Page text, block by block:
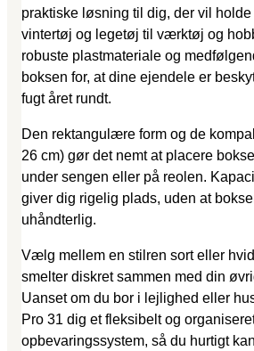
praktiske løsning til dig, der vil holde
vintertøj og legetøj til værktøj og
robuste plastmateriale og
boksen for, at dine ejendele er
fugt året rundt.
Den rektangulære form og de
26 cm) gør det nemt at placere
under sengen eller på reolen.
giver dig rigelig plads, uden at
uhåndterlig.
Vælg mellem en stilren sort eller
smelter diskret sammen med din
Uanset om du bor i lejlighed eller
Pro 31 dig et fleksibelt og
opbevaringssystem, så du hurtigt